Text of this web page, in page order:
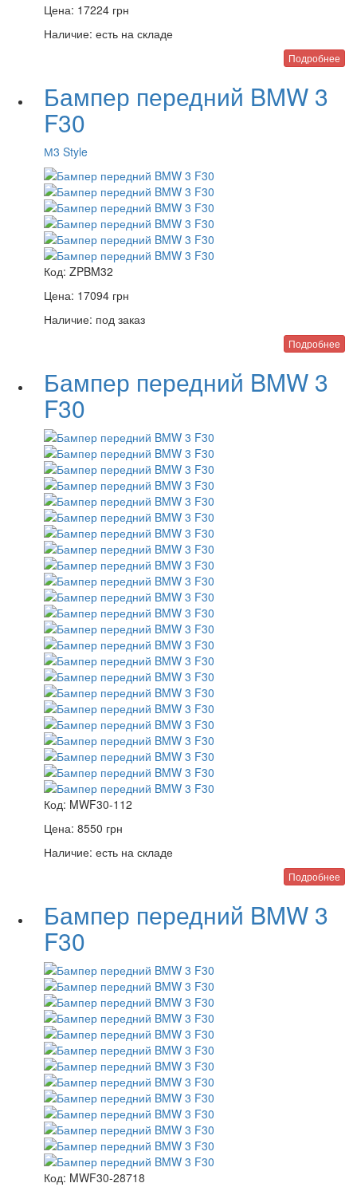
Цена: 17224 грн
Наличие: есть на складе
Подробнее
Бампер передний BMW 3
F30
М3 Style
Код: ZPBM32
Цена: 17094 грн
Наличие: под заказ
Подробнее
Бампер передний BMW 3
F30
Код: MWF30-112
Цена: 8550 грн
Наличие: есть на складе
Подробнее
Бампер передний BMW 3
F30
Код: MWF30-28718